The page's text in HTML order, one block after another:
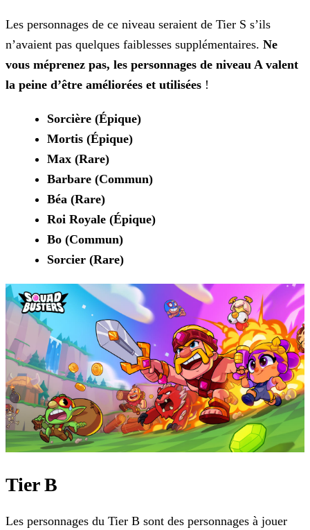
Les personnages de ce niveau seraient de Tier S s’ils
n’avaient pas quelques faiblesses supplémentaires. Ne
vous méprenez pas, les personnages de niveau A valent
la peine d’être améliorées et utilisées !
Sorcière (Épique)
Mortis (Épique)
Max (Rare)
Barbare (Commun)
Béa (Rare)
Roi Royale (Épique)
Bo (Commun)
Sorcier (Rare)
Tier B
Les personnages du Tier B sont des personnages à jouer